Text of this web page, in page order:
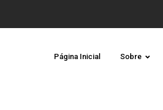
Página Inicial Sobre